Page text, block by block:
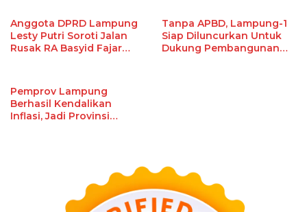
Anggota DPRD Lampung
Lesty Putri Soroti Jalan
Rusak RA Basyid Fajar
Tanpa APBD, Lampung-1
Siap Diluncurkan Untuk
Dukung Pembangunan
Pemprov Lampung
Berhasil Kendalikan
Inflasi, Jadi Provinsi